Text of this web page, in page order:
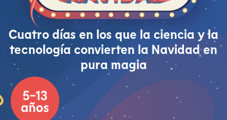
Cuatro días en los que la ciencia y la
tecnología convierten la Navidad en
pura magia